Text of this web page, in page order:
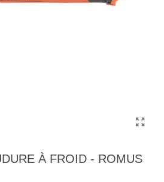
À FROID - ROMUS